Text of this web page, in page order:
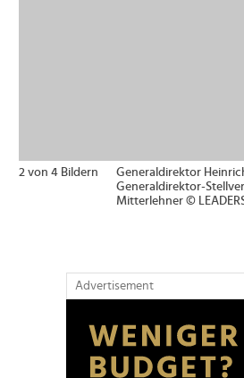
2 von 4 Bildern
Generaldirektor Heinrich
Generaldirektor-
Mitterlehner ©
Advertisement